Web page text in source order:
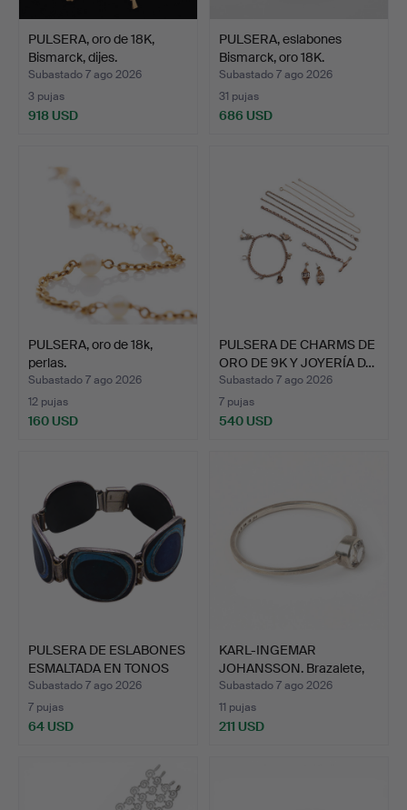
PULSERA, oro de 18K,
Bismarck, dijes.
Subastado 7 ago 2026
3 pujas
918 USD
PULSERA, eslabones
Bismarck, oro 18K.
Subastado 7 ago 2026
31 pujas
686 USD
PULSERA, oro de 18k,
perlas.
Subastado 7 ago 2026
12 pujas
160 USD
PULSERA DE CHARMS DE
ORO DE 9K Y JOYERÍA D…
Subastado 7 ago 2026
7 pujas
540 USD
PULSERA DE ESLABONES
ESMALTADA EN TONOS
AZ…
Subastado 7 ago 2026
7 pujas
64 USD
KARL-INGEMAR
JOHANSSON. Brazalete,
plata c…
Subastado 7 ago 2026
11 pujas
211 USD